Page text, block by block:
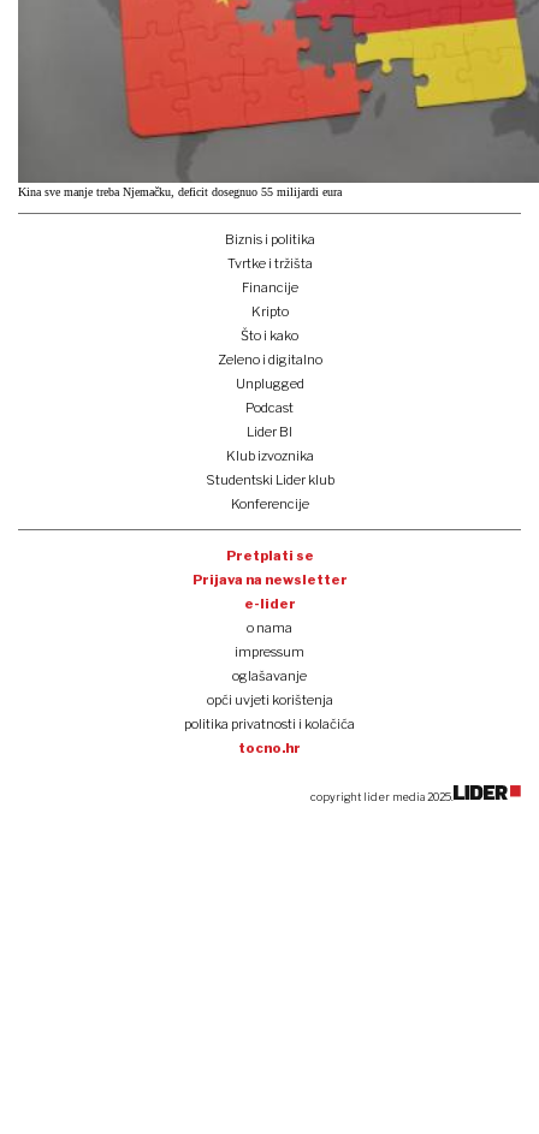
Kina sve manje treba Njemačku, deficit dosegnuo 55 milijardi eura
Biznis i politika
Tvrtke i tržišta
Financije
Kripto
Što i kako
Zeleno i digitalno
Unplugged
Podcast
Lider BI
Klub izvoznika
Studentski Lider klub
Konferencije
Pretplati se
Prijava na newsletter
e-lider
o nama
impressum
oglašavanje
opći uvjeti korištenja
politika privatnosti i kolačića
tocno.hr
copyright lider media 2025.